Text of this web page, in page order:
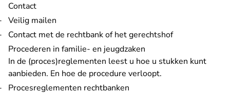
Contact
Veilig mailen
Contact met de rechtbank of het gerechtshof
Procederen in familie- en jeugdzaken
In de (proces)reglementen leest u hoe u stukken kunt
aanbieden. En hoe de procedure verloopt.
Procesreglementen rechtbanken